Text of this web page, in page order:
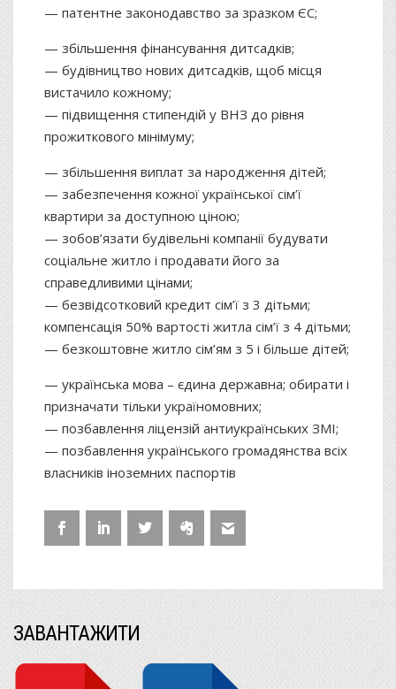
— патентне законодавство за зразком ЄС;
— збільшення фінансування дитсадків;
— будівництво нових дитсадків, щоб місця
вистачило кожному;
— підвищення стипендій у ВНЗ до рівня
прожиткового мінімуму;
— збільшення виплат за народження дітей;
— забезпечення кожної української сім’ї
квартири за доступною ціною;
— зобов’язати будівельні компанії будувати
соціальне житло і продавати його за
справедливими цінами;
— безвідсотковий кредит сім’ї з 3 дітьми;
компенсація 50% вартості житла сім’ї з 4 дітьми;
— безкоштовне житло сім’ям з 5 і більше дітей;
— українська мова – єдина державна; обирати і
призначати тільки україномовних;
— позбавлення ліцензій антиукраїнських ЗМІ;
— позбавлення українського громадянства всіх
власників іноземних паспортів
ЗАВАНТАЖИТИ